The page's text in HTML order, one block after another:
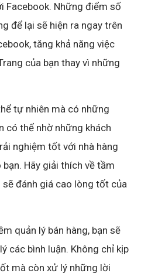
Facebook. Những điểm số
để lại sẽ hiện ra ngay trên
tăng khả năng việc
của bạn thay vì những
tự nhiên mà có những
có thể nhờ những khách
nghiệm tốt với nhà hàng
Hãy giải thích về tầm
sẽ đánh giá cao lòng tốt của
quản lý bán hàng, bạn sẽ
các bình luận. Không chỉ kịp
mà còn xử lý những lời